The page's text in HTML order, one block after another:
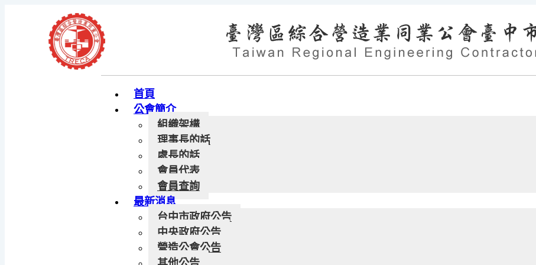
首頁
公會簡介
組織架構
理事長的話
處長的話
會員代表
會員查詢
最新消息
台中市政府公告
中央政府公告
營造公會公告